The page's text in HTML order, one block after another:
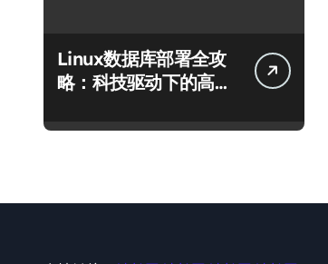
Linux数据库部署全攻
略：科技驱动下的高效